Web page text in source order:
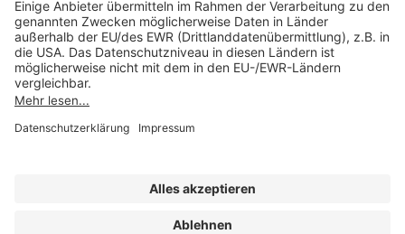
Impressum
Datenschutz
AGB und Lizenzbedingungen
Erklärung zur Barrierefreiheit